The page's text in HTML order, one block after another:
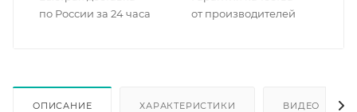
по России за 24 часа
от производителей
ОПИСАНИЕ ХАРАКТЕРИСТИКИ ВИДЕО